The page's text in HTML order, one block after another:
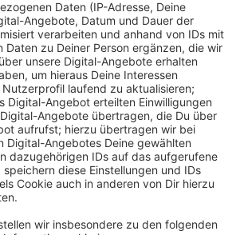
können in den städtischen
werden. Interessierte Kinder
sich über die folgenden
an das jeweilige Jugendhaus in ihrer
Jugendhauslindenhof,
hdj_opladen.
Jungendzentrum Bunker ist aktiv
Hilfe. Für ein Kooperationsprojekt
Hauptschule sucht das